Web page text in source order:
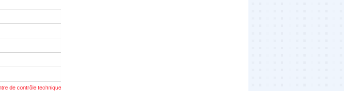
de contrôle technique